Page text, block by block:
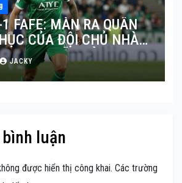
FAFE: MÀN RA QUÂN
CỦA ĐỘI CHỦ NHÀ
GIAO HỮU HÈ 2026
JACKY
luận
được hiển thị công khai. Các trường